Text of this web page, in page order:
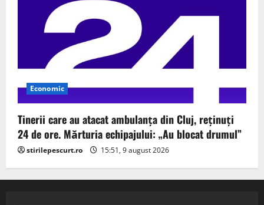
Economic
Tinerii care au atacat ambulanța din Cluj, reținuți
24 de ore. Mărturia echipajului: „Au blocat drumul”
stirilepescurt.ro 15:51, 9 august 2026